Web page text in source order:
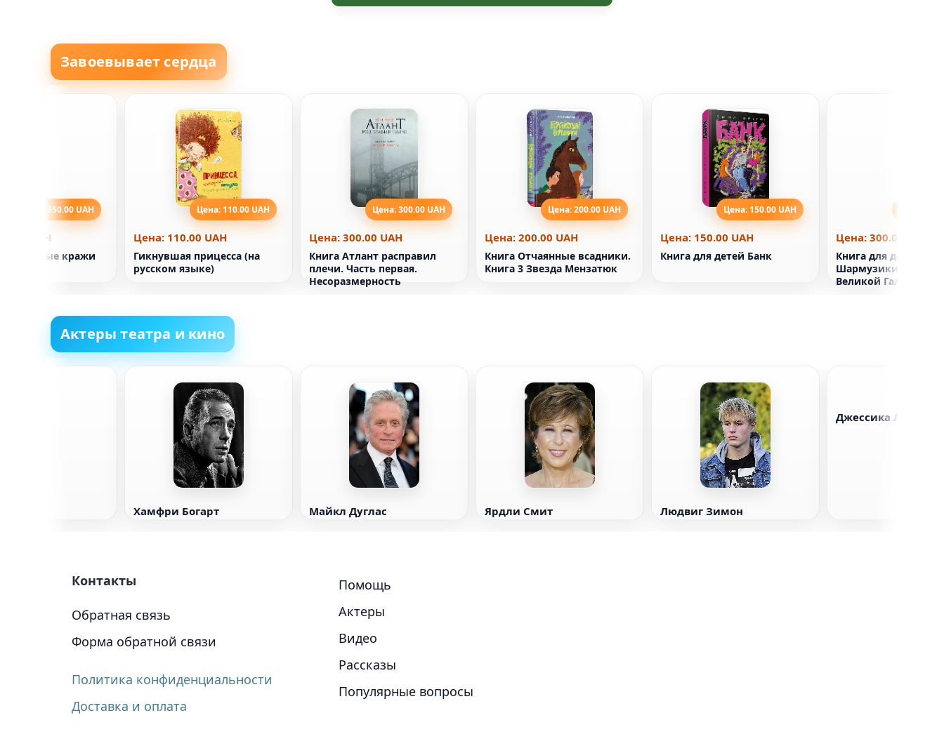
Завоевывает сердца
Цена: 350.00 UAH
UAH
кражи
Цена: 110.00 UAH
Цена: 110.00 UAH
Гикнувшая прицесса (на
русском языке)
Цена: 300.00 UAH
Цена: 300.00 UAH
Книга Атлант расправил
плечи. Часть первая.
Несоразмерность
Цена: 200.00 UAH
Цена: 200.00 UAH
Книга Отчаянные всадники.
Книга 3 Звезда Мензатюк
Цена: 150.00 UAH
Цена: 150.00 UAH
Книга для детей Банк
Цена: 300.00 UAH
Книга для детей
Шармузики. За
Великой Галявии
Актеры театра и кино
Хамфри Богарт Майкл Дуглас Ярдли Смит Людвиг Зимон
Джессика Лукас
Контакты
Обратная связь
Форма обратной связи
Политика конфиденциальности
Доставка и оплата
Помощь
Актеры
Видео
Рассказы
Популярные вопросы